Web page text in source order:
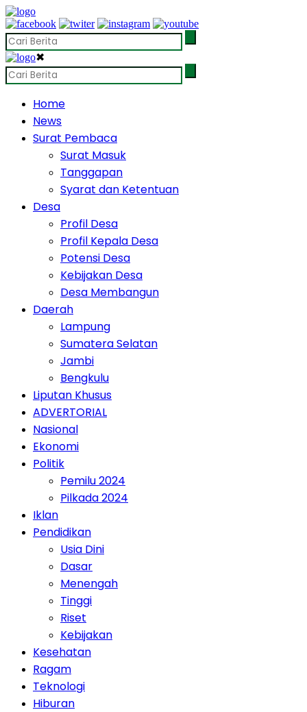
✖
Home
News
Surat Pembaca
Surat Masuk
Tanggapan
Syarat dan Ketentuan
Desa
Profil Desa
Profil Kepala Desa
Potensi Desa
Kebijakan Desa
Desa Membangun
Daerah
Lampung
Sumatera Selatan
Jambi
Bengkulu
Liputan Khusus
ADVERTORIAL
Nasional
Ekonomi
Politik
Pemilu 2024
Pilkada 2024
Iklan
Pendidikan
Usia Dini
Dasar
Menengah
Tinggi
Riset
Kebijakan
Kesehatan
Ragam
Teknologi
Hiburan